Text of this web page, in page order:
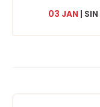
03 JAN |